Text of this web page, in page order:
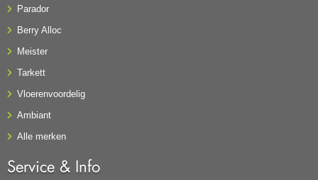
Parador
Berry Alloc
Meister
Tarkett
Vloerenvoordelig
Ambiant
Alle merken
Service & Info